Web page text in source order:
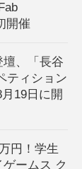
開催
、「長谷
ティション
19日に開
円！学生
ームス ク